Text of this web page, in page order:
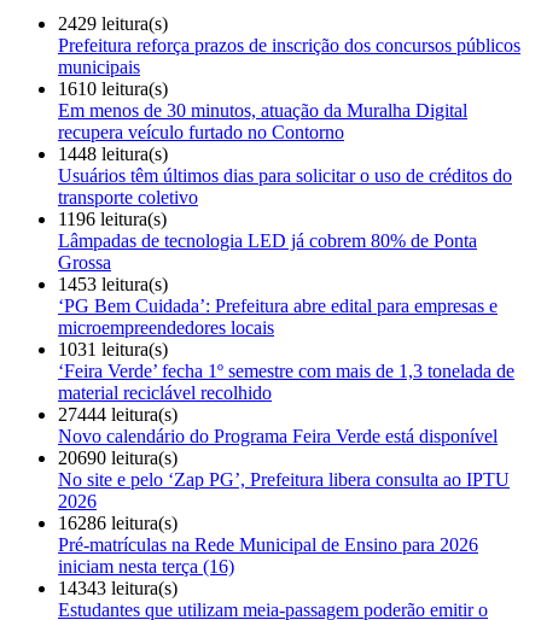
2429 leitura(s)
Prefeitura reforça prazos de inscrição dos concursos públicos
municipais
1610 leitura(s)
Em menos de 30 minutos, atuação da Muralha Digital
recupera veículo furtado no Contorno
1448 leitura(s)
Usuários têm últimos dias para solicitar o uso de créditos do
transporte coletivo
1196 leitura(s)
Lâmpadas de tecnologia LED já cobrem 80% de Ponta
Grossa
1453 leitura(s)
‘PG Bem Cuidada’: Prefeitura abre edital para empresas e
microempreendedores locais
1031 leitura(s)
‘Feira Verde’ fecha 1º semestre com mais de 1,3 tonelada de
material reciclável recolhido
27444 leitura(s)
Novo calendário do Programa Feira Verde está disponível
20690 leitura(s)
No site e pelo ‘Zap PG’, Prefeitura libera consulta ao IPTU
2026
16286 leitura(s)
Pré-matrículas na Rede Municipal de Ensino para 2026
iniciam nesta terça (16)
14343 leitura(s)
Estudantes que utilizam meia-passagem poderão emitir o